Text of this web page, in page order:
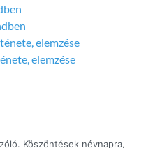
elemzése
elemzése
Köszöntések névnapra,